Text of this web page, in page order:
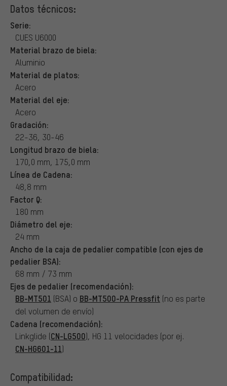
Datos técnicos:
Serie:
CUES U6000
Material brazo de biela:
Aluminio
Material de platos:
Acero
Material del eje:
Acero
Gradación:
22-36, 30-46
Longitud brazo de biela:
170,0 mm, 175,0 mm
Línea de Cadena:
48,8 mm
Factor Q:
180 mm
Diámetro del eje:
24 mm
Ancho de la caja de pedalier compatible (con ejes de
pedalier BSA):
68 mm / 73 mm
Ejes de pedalier (recomendación):
BB-MT501 (BSA) o BB-MT500-PA Pressfit (no es parte
del volumen de envío)
Cadena (recomendación):
Linkglide (CN-LG500), HG 11 velocidades (por ej.
CN-HG601-11)
Compatibilidad: